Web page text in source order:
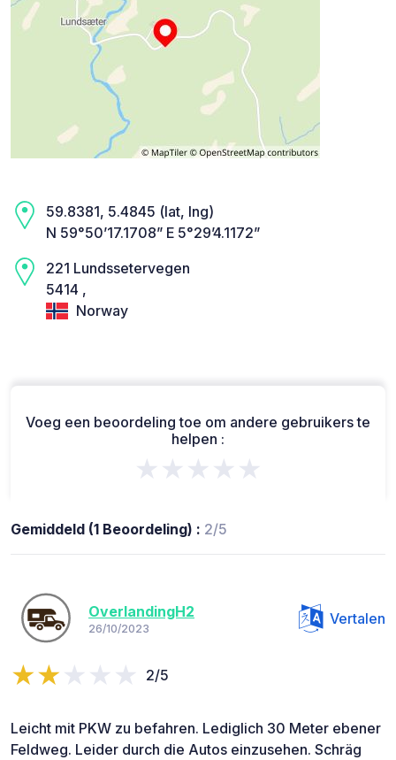
59.8381, 5.4845 (lat, lng)
N 59°50’17.1708” E 5°29’4.1172”
221 Lundssetervegen
5414 ,
Norway
Voeg een beoordeling toe om andere gebruikers te
helpen :
★★★★★
Gemiddeld (1 Beoordeling) : 2/5
OverlandingH2
26/10/2023
Vertalen
2/5
Leicht mit PKW zu befahren. Lediglich 30 Meter ebener
Feldweg. Leider durch die Autos einzusehen. Schräg